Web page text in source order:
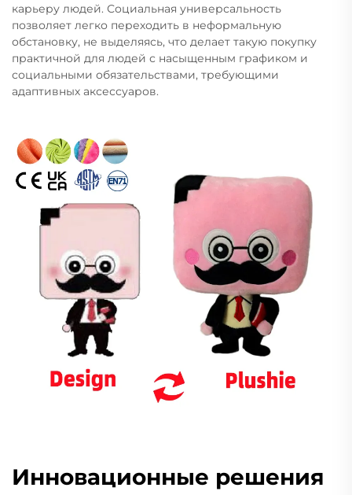
карьеру людей. Социальная универсальность
позволяет легко переходить в неформальную
обстановку, не выделяясь, что делает такую покупку
практичной для людей с насыщенным графиком и
социальными обязательствами, требующими
адаптивных аксессуаров.
Инновационные решения